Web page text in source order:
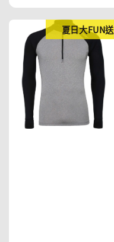
夏日大FUN送